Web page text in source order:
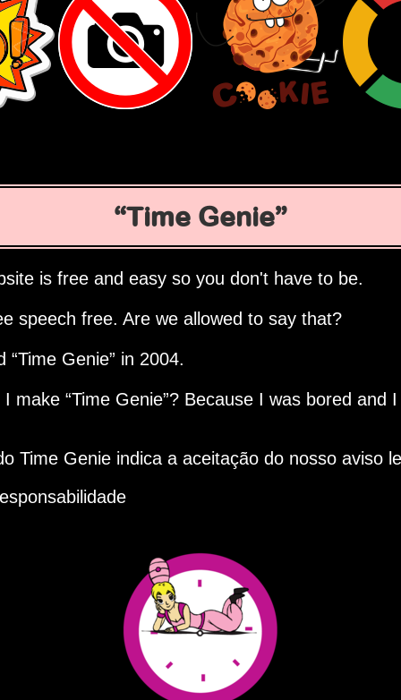
Time Genie
is free and easy so you don't have to be.
speech free. Are we allowed to say that?
Time Genie in 2004.
I make Time Genie ? Because I was bored and
Time Genie indica a aceitação do nosso aviso